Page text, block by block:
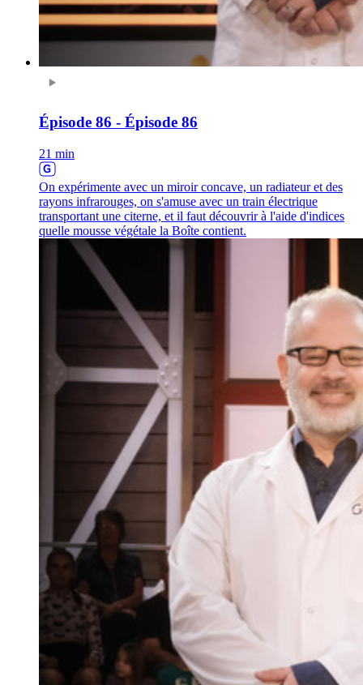
Épisode 86 - Épisode 86
21 min
On expérimente avec un miroir concave, un radiateur et des
rayons infrarouges, on s'amuse avec un train électrique
transportant une citerne, et il faut découvrir à l'aide d'indices
quelle mousse végétale la Boîte contient.